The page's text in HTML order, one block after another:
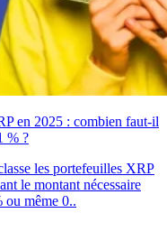
en 2025 : combien faut-il
% ?
les portefeuilles XRP
le montant nécessaire
ou même 0..